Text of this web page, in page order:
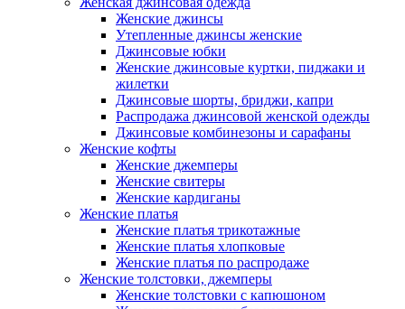
Женские джинсы
Утепленные джинсы женские
Джинсовые юбки
Женские джинсовые куртки, пиджаки и
жилетки
Джинсовые шорты, бриджи, капри
Распродажа джинсовой женской одежды
Джинсовые комбинезоны и сарафаны
Женские кофты
Женские джемперы
Женские свитеры
Женские кардиганы
Женские платья
Женские платья трикотажные
Женские платья хлопковые
Женские платья по распродаже
Женские толстовки, джемперы
Женские толстовки с капюшоном